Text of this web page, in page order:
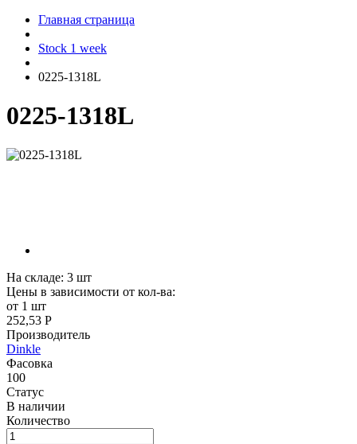
Главная страница
Stock 1 week
0225-1318L
0225-1318L
На складе: 3 шт
Цены в зависимости от кол-ва:
от 1 шт
252,53 Р
Производитель
Dinkle
Фасовка
100
Статус
В наличии
Количество